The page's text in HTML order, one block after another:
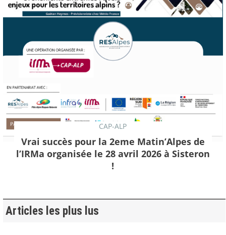
CAP-ALP
Vrai succès pour la 2eme Matin’Alpes de
l’IRMa organisée le 28 avril 2026 à Sisteron
!
Articles les plus lus